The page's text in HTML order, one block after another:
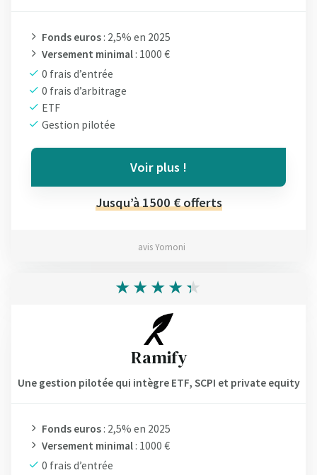
Fonds euros : 2,5% en 2025
Versement minimal : 1000 €
0 frais d’entrée
0 frais d’arbitrage
ETF
Gestion pilotée
Voir plus !
Jusqu’à 1500 € offerts
avis Yomoni
Ramify
Une gestion pilotée qui intègre ETF, SCPI et private equity
Fonds euros : 2,5% en 2025
Versement minimal : 1000 €
0 frais d’entrée